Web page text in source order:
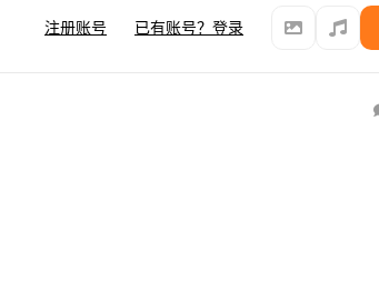
注册账号 已有账号？登录